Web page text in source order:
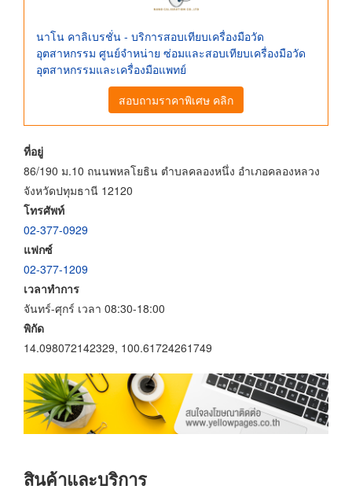
นาโน คาลิเบรชั่น - บริการสอบเทียบเครื่องมือวัด
อุตสาหกรรม ศูนย์จําหน่าย ซ่อมและสอบเทียบเครื่องมือวัด
อุตสาหกรรมและเครื่องมือแพทย์
สอบถามราคาพิเศษ คลิก
ที่อยู่
86/190 ม.10 ถนนพหลโยธิน ตำบลคลองหนึ่ง อำเภอคลองหลวง
จังหวัดปทุมธานี 12120
โทรศัพท์
02-377-0929
แฟกซ์
02-377-1209
เวลาทำการ
จันทร์-ศุกร์ เวลา 08:30-18:00
พิกัด
14.098072142329, 100.61724261749
สินค้าและบริการ